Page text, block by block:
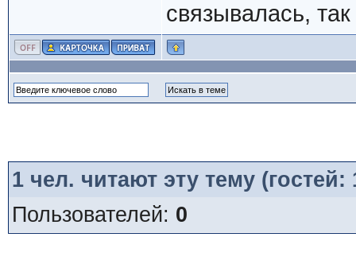
связывалась,
1чел. читают эту тему
Пользователей: 0